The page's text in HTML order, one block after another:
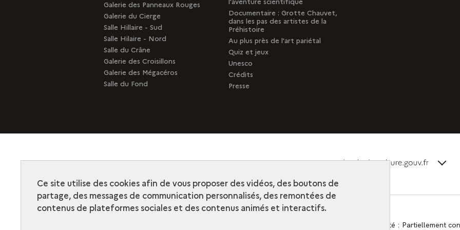
Galerie des Panneaux Rouges
Galerie du Cierge
Salle Hillaire - Sud
Salle Hilaire - Nord
Salle du Crâne
Galerie des Croisillons
Galerie des Mégacéros
Salle du Fond
Documentaire : Grotte Chauvet,
dans les pas des artistes de la
Préhistoire
Au plus près de l'art pariétal
Quiz et jeux
Unesco
Crédits
Presse
Découvrir la collection
Accessibilité : Partiellement
Ce site utilise des cookies afin de vous proposer des vidéos, des boutons de
partage, des messages de communication personnalisés, des remontées de
contenus de plateformes sociales et des contenus animés et interactifs.